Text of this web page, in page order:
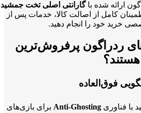
ارائه شده باگارانتی اصلی تخت جمشید
کامل از اصالت کالا، خدمات پس از
خرید خود را انجام دهید.
ردراگون پرفروش‌ترین
هستند؟
فوق‌العاده
با فناوری Anti-Ghosting برای بازی‌های